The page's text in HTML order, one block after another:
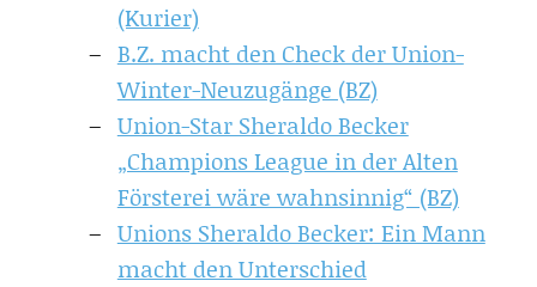
(Kurier)
B.Z. macht den Check der Union-
Winter-Neuzugänge (BZ)
Union-Star Sheraldo Becker
„Champions League in der Alten
Försterei wäre wahnsinnig“ (BZ)
Unions Sheraldo Becker: Ein Mann
macht den Unterschied